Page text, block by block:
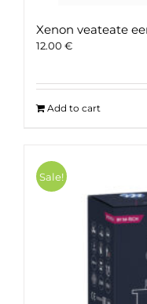
Xenon veateate
12.00 €
Add to cart
Sale!